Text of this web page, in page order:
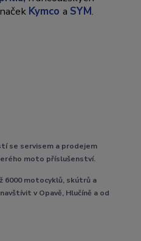
Kymcoa SYM.
se servisem a prodejem
moto příslušenství.
6000 motocyklů, skútrů a
v Opavě, Hlučíně a od